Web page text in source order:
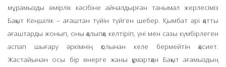
мұрамызды өмірлік кәсібіне айналдырған танымал жерлесіміз
Бақыт Кеңшілік – ағаштан түйін түйген шебер. Қымбат әрі қатты
ағаштарды жонып, оны қалыпқа келтіріп, үні мен сазы күмбірлеген
аспап шығару әркімнің қолынан келе бермейтін қасиет.
Жастайынан осы бір өнерге жаны құмартқан Бақыт ағамыздың